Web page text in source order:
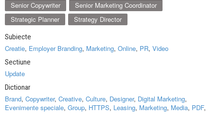
Senior Copywriter
Senior Marketing Coordinator
Strategic Planner
Strategy Director
Subiecte
Creatie, Employer Branding, Marketing, Online, PR, Video
Sectiune
Update
Dictionar
Brand, Copywriter, Creative, Culture, Designer, Digital Marketing,
Evenimente speciale, Group, HTTPS, Leasing, Marketing, Media, PDF,